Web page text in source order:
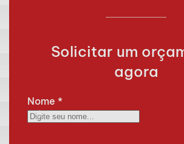
Solicitar um
agora
Nome *